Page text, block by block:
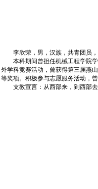
李欣荣，男，汉族，共青团员，
本科期间曾担任机械工程学院学
外学科竞赛活动，曾获得第三届燕
等奖项。积极参与志愿服务活动，
支教宣言：从西部来，到西部去